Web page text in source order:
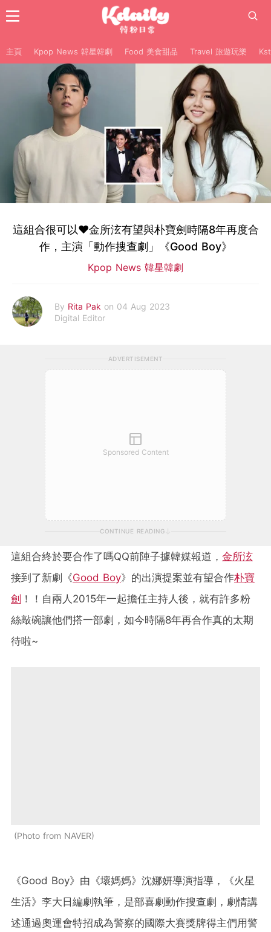
主頁 Kpop News 韓星韓劇 Food 美食甜品 Travel 旅遊玩樂
這組合很可以♥金所泫有望與朴寶劍時隔8年再度合
作，主演「動作搜查劇」《Good Boy》
Kpop News 韓星韓劇
By Rita Pak on 04 Aug 2023
Digital Editor
ADVERTISEMENT
Sponsored Content
CONTINUE READING
這組合終於要合作了嗎QQ前陣子據韓媒報道， 金所泫
接到了新劇《Good Boy》的出演提案並有望合作朴寶
劍 ！！自兩人2015年一起擔任主持人後，就有許多粉
絲敲碗讓他們搭一部劇，如今時隔8年再合作真的太期
待啦~
Photo from NAVER
《Good Boy》由《壞媽媽》沈娜妍導演指導，《火星
生活》李大日編劇執筆，是部喜劇動作搜查劇，劇情講
述通過奧運會特招成為警察的國際大賽獎牌得主們用警